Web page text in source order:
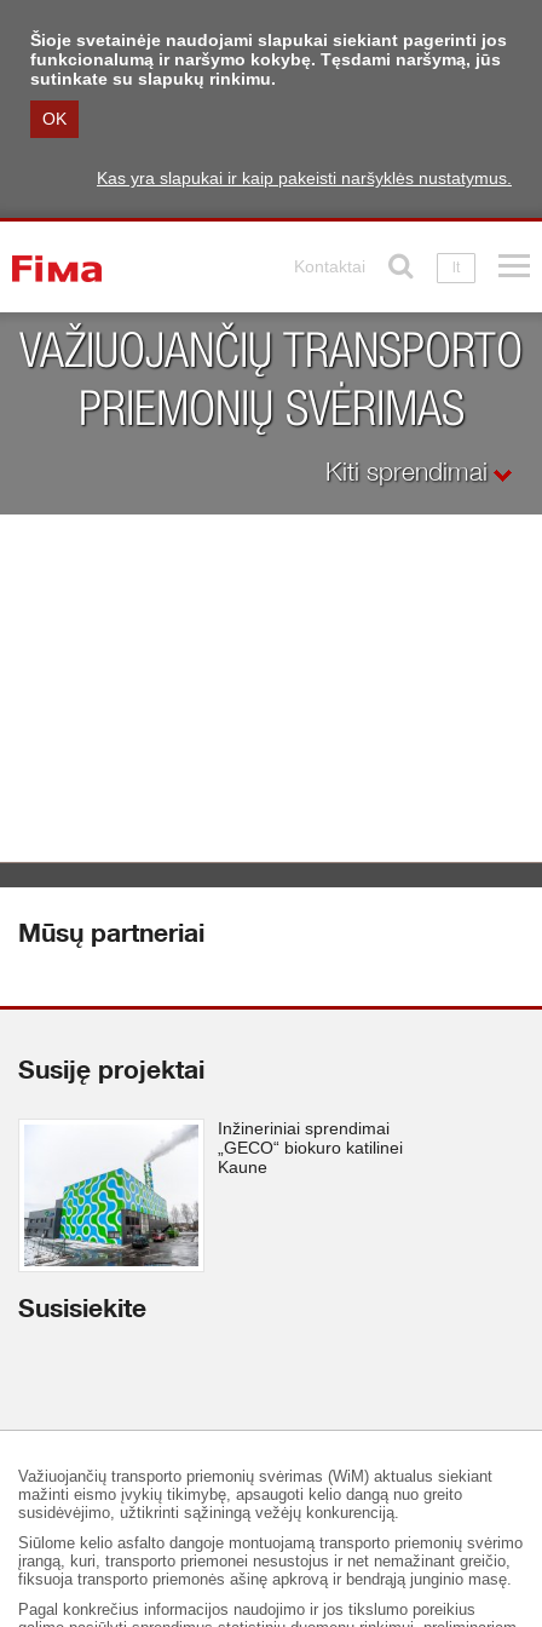
Šioje svetainėje naudojami slapukai siekiant pagerinti jos
funkcionalumą ir naršymo kokybę. Tęsdami naršymą, jūs
sutinkate su slapukų rinkimu.
OK
Kas yra slapukai ir kaip pakeisti naršyklės nustatymus.
Kontaktai lt
VAŽIUOJANČIŲ TRANSPORTO
PRIEMONIŲ SVĖRIMAS
Kiti sprendimai
Mūsų partneriai
Susiję projektai
Inžineriniai sprendimai
„GECO“ biokuro katilinei
Kaune
Susisiekite
Važiuojančių transporto priemonių svėrimas (WiM) aktualus siekiant
mažinti eismo įvykių tikimybę, apsaugoti kelio dangą nuo greito
susidėvėjimo, užtikrinti sąžiningą vežėjų konkurenciją.
Siūlome kelio asfalto dangoje montuojamą transporto priemonių svėrimo
įrangą, kuri, transporto priemonei nesustojus ir net nemažinant greičio,
fiksuoja transporto priemonės ašinę apkrovą ir bendrąją junginio masę.
Pagal konkrečius informacijos naudojimo ir jos tikslumo poreikius